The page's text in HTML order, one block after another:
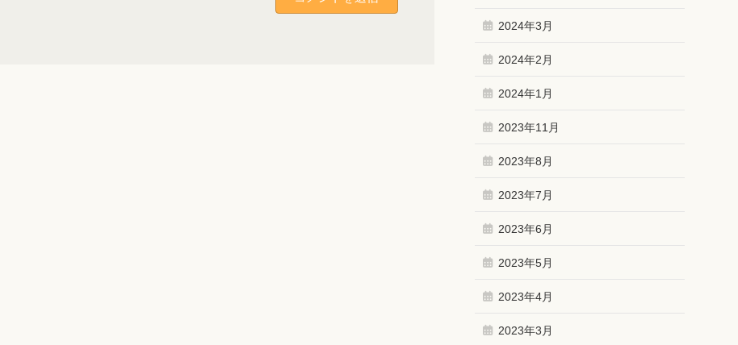
2024年3月
2024年2月
2024年1月
2023年11月
2023年8月
2023年7月
2023年6月
2023年5月
2023年4月
2023年3月